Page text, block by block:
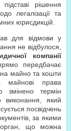
рішення
легалізації та
юрисдикцій.
для відмови у
не відбулося,
компанії
передбачає
майно та кошти
майнові права
змінено термін
виконання, який
посвідчень
за якими
що можна